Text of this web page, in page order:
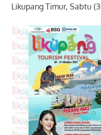
Likupang Timur, Sabtu